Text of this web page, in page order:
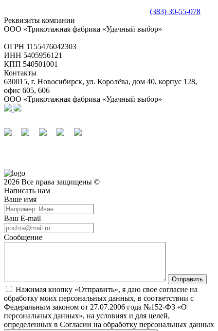
(383) 30-55-078
Реквизиты компании
ООО «Трикотажная фабрика «Удачный выбор»
ОГРН 1155476042303
ИНН 5405956121
КПП 540501001
Контакты
630015, г. Новосибирск, ул. Королёва, дом 40, корпус 128,
офис 605, 606
ООО «Трикотажная фабрика «Удачный выбор»
2026 Все права защищены ©
Написать нам
Ваше имя
Ваш E-mail
Сообщение
Нажимая кнопку «Отправить», я даю свое согласие на
обработку моих персональных данных, в соответствии с
Федеральным законом от 27.07.2006 года №152-ФЗ «О
персональных данных», на условиях и для целей,
определенных в Согласии на обработку персональных данных